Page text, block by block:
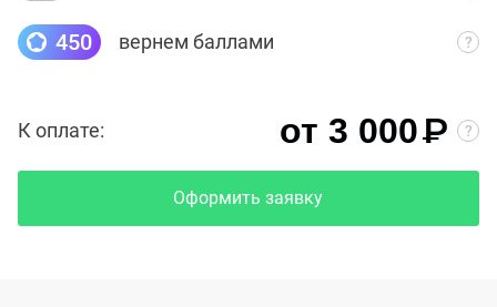
450 вернем баллами
К оплате: от 3 000₽
Оформить заявку